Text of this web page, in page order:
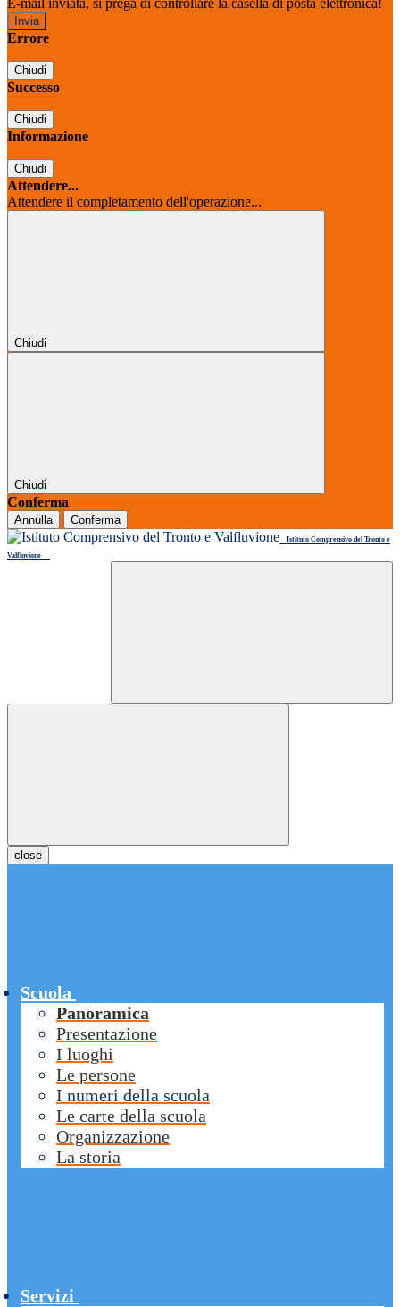
E-mail inviata, si prega di controllare la casella di posta elettronica!
Errore
Chiudi
Successo
Chiudi
Informazione
Chiudi
Attendere...
Attendere il completamento dell'operazione...
Chiudi
Chiudi
Conferma
Annulla Conferma
Istituto Comprensivo del Tronto e
Valfluvione
close
Scuola
Panoramica
Presentazione
I luoghi
Le persone
I numeri della scuola
Le carte della scuola
Organizzazione
La storia
Servizi